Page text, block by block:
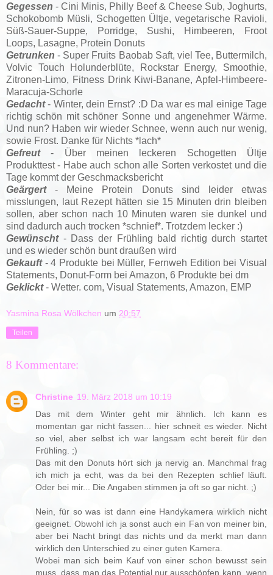
Gegessen - Cini Minis, Philly Beef & Cheese Sub, Joghurts,
Schokobomb Müsli, Schogetten Ültje, vegetarische Ravioli,
Süß-Sauer-Suppe, Porridge, Sushi, Himbeeren, Froot
Loops, Lasagne, Protein Donuts
Getrunken - Super Fruits Baobab Saft, viel Tee, Buttermilch,
Volvic Touch Holunderblüte, Rockstar Energy, Smoothie,
Zitronen-Limo, Fitness Drink Kiwi-Banane, Apfel-Himbeere-
Maracuja-Schorle
Gedacht- Winter, dein Ernst? :D Da war es mal einige Tage
richtig schön mit schöner Sonne und angenehmer Wärme.
Und nun? Haben wir wieder Schnee, wenn auch nur wenig,
sowie Frost. Danke für Nichts *lach*
Gefreut- Über meinen leckeren Schogetten Ültje
Produkttest - Habe auch schon alle Sorten verkostet und die
Tage kommt der Geschmacksbericht
Geärgert- Meine Protein Donuts sind leider etwas
misslungen, laut Rezept hätten sie 15 Minuten drin bleiben
sollen, aber schon nach 10 Minuten waren sie dunkel und
sind dadurch auch trocken *schnief*. Trotzdem lecker :)
Gewünscht- Dass der Frühling bald richtig durch startet
und es wieder schön bunt draußen wird
Gekauft- 4 Produkte bei Müller, Fernweh Edition bei Visual
Statements, Donut-Form bei Amazon, 6 Produkte bei dm
Geklickt- Wetter. com, Visual Statements, Amazon, EMP
Yasmina Rosa Wölkchen um 20:57
Teilen
8 Kommentare:
Christine 19. März 2018 um 10:19
Das mit dem Winter geht mir ähnlich. Ich kann es
momentan gar nicht fassen... hier schneit es wieder. Nicht
so viel, aber selbst ich war langsam echt bereit für den
Frühling. ;)
Das mit den Donuts hört sich ja nervig an. Manchmal frag
ich mich ja echt, was da bei den Rezepten schlief läuft.
Oder bei mir... Die Angaben stimmen ja oft so gar nicht. ;)
Nein, für so was ist dann eine Handykamera wirklich nicht
geeignet. Obwohl ich ja sonst auch ein Fan von meiner bin,
aber bei Nacht bringt das nichts und da merkt man dann
wirklich den Unterschied zu einer guten Kamera.
Wobei man sich beim Kauf von einer schon bewusst sein
muss, dass man das Potential nur ausschöpfen kann, wenn